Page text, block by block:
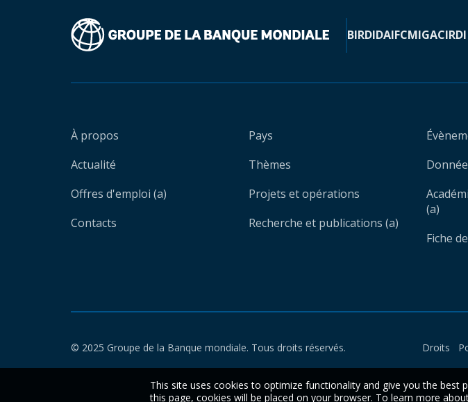
BIRDIDAIFCMIGACIRDI
À propos
Actualité
Offres d'emploi (a)
Contacts
Pays
Thèmes
Projets et opérations
Recherche et publications (a)
(a)
Fiche
© 2025 Groupe de la Banque mondiale. Tous droits réservés. Droits
This site uses cookies to optimize functionality and give you the
this page, cookies will be placed on your browser. To learn more